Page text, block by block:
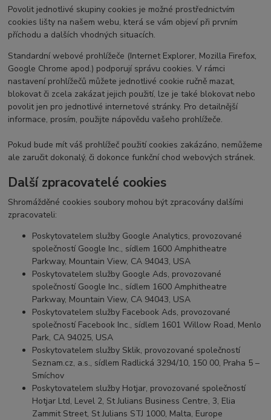
Povolit jednotlivé skupiny cookies je možné prostřednictvím
cookies lišty na našem webu, která se vám objeví při prvním
příchodu a dalších vhodných situacích.
Standardní webové prohlížeče (Internet Explorer, Mozilla Firefox,
Google Chrome apod.) podporují správu cookies. V rámci
nastavení prohlížečů můžete jednotlivé cookie ručně mazat,
blokovat či zcela zakázat jejich použití, lze je také blokovat nebo
povolit jen pro jednotlivé internetové stránky. Pro detailnější
informace, prosím, použijte nápovědu vašeho prohlížeče.
Pokud bude mít váš prohlížeč použití cookies zakázáno, nemůžeme
ale zaručit dokonalý, či dokonce funkční chod webových stránek.
Další zpracovatelé cookies
Shromážděné cookies soubory mohou být zpracovány dalšími
zpracovateli:
Poskytovatelem služby Google Analytics, provozované
společností Google Inc., sídlem 1600 Amphitheatre
Parkway, Mountain View, CA 94043, USA
Poskytovatelem služby Google Ads, provozované
společností Google Inc., sídlem 1600 Amphitheatre
Parkway, Mountain View, CA 94043, USA
Poskytovatelem služby Facebook Ads, provozované
společností Facebook Inc., sídlem 1601 Willow Road, Menlo
Park, CA 94025, USA
Poskytovatelem služby Sklik, provozované společností
Seznam.cz, a.s., sídlem Radlická 3294/10, 150 00, Praha 5 –
Smíchov
Poskytovatelem služby Hotjar, provozované společností
Hotjar Ltd, Level 2, St Julians Business Centre, 3, Elia
Zammit Street, St Julians STJ 1000, Malta, Europe